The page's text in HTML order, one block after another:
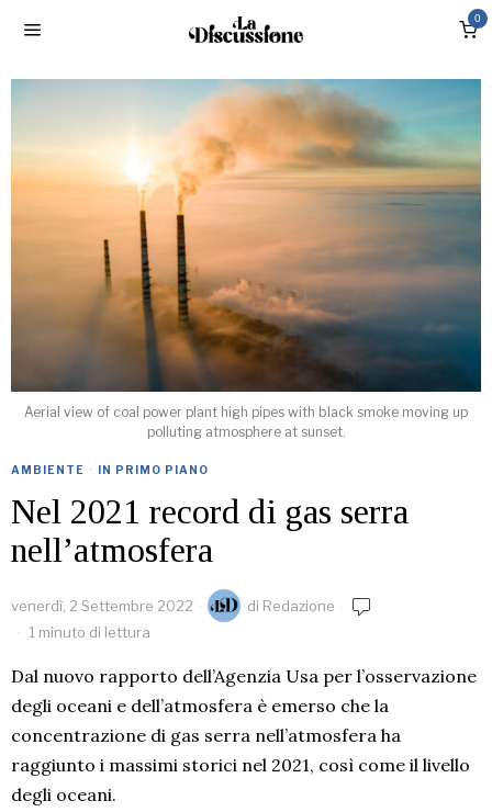
0
Aerial view of coal power plant high pipes with black smoke moving up
polluting atmosphere at sunset.
AMBIENTE · IN PRIMO PIANO
Nel 2021 record di gas serra
nell’atmosfera
venerdì, 2 Settembre 2022 di Redazione
1 minuto di lettura
Dal nuovo rapporto dell’Agenzia Usa per l’osservazione
degli oceani e dell’atmosfera è emerso che la
concentrazione di gas serra nell’atmosfera ha
raggiunto i massimi storici nel 2021, così come il livello
degli oceani.